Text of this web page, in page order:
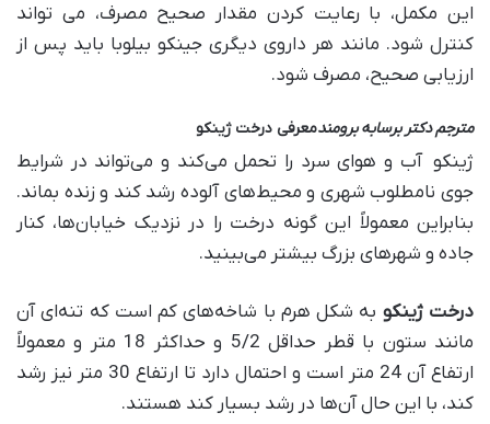
این مکمل، با رعایت کردن مقدار صحیح مصرف، می تواند
کنترل شود. مانند هر داروی دیگری جینکو بیلوبا باید پس از
ارزیابی صحیح، مصرف شود.
مترجم دکتر برسابه برومندمعرفی درخت ژینکو
ژینکو آب و هوای سرد را تحمل می‌کند و می‌تواند در شرایط
جوی نامطلوب شهری و محیط‌های آلوده رشد کند و زنده بماند.
بنابراین معمولاً این گونه درخت را در نزدیک خیابان‌ها، کنار
جاده و شهرهای بزرگ بیشتر می‌بینید.
درخت ژینکو به شکل هرم با شاخه‌های کم است که تنه‌ای آن
مانند ستون با قطر حداقل 5/2 و حداکثر 18 متر و معمولاً
ارتفاع آن 24 متر است و احتمال دارد تا ارتفاع 30 متر نیز رشد
کند، با این حال آن‌ها در رشد بسیار کند هستند.